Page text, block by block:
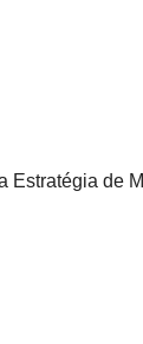
Estratégia de